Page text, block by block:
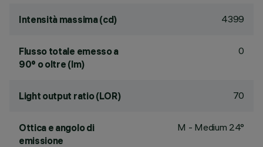
Intensità massima (cd) 4399
Flusso totale emesso a
90° o oltre (lm)
0
Light output ratio (LOR) 70
Ottica e angolo di
emissione
M - Medium 24°